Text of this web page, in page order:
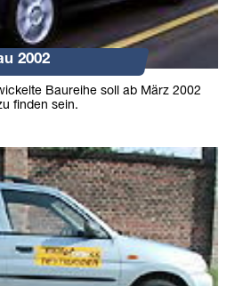
2002
Baureihe soll ab März 2002
finden sein.